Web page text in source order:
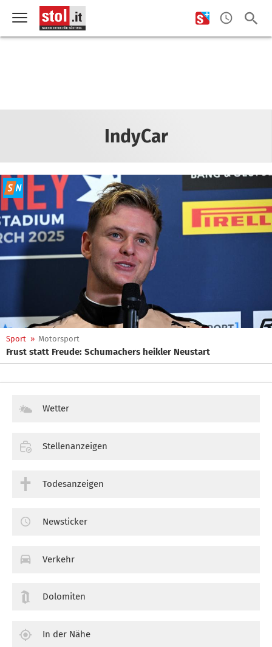
IndyCar
Sport » Motorsport
Frust statt Freude: Schumachers heikler Neustart
Wetter
Stellenanzeigen
Todesanzeigen
Newsticker
Verkehr
Dolomiten
In der Nähe